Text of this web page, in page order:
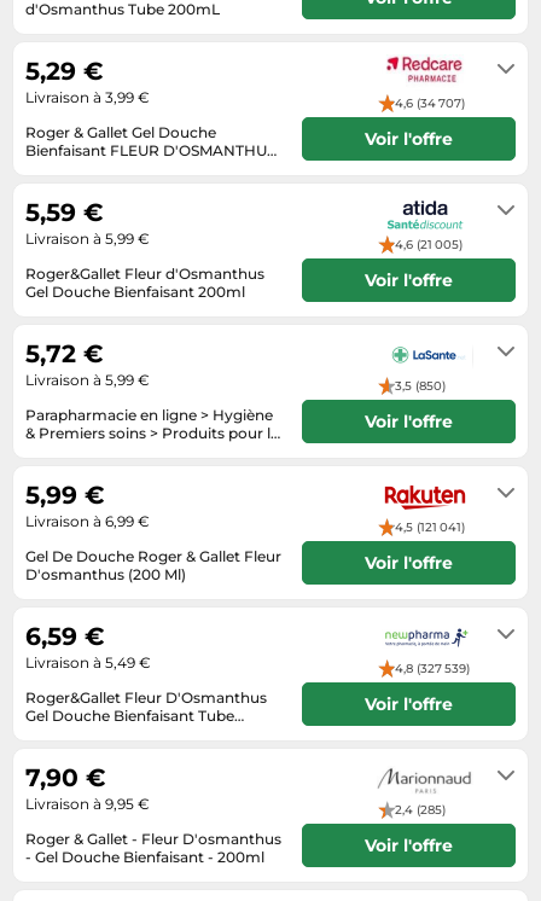
Techniques de mesure
Textiles de maison
Tondeuses
Tuyaux d'arrosage
Éviers
Informatique
Lave-linge
Montres connectées
Objectifs photo
Ordinateurs portables
Plaques de cuisson
Reflex numériques
Robots de cuisine
Smartphones
Sèche-linge
Tablettes tactiles
Téléphonie
Télévision & vidéo
Vélos
Vêtements de sport
Équipement outdoor
d'Osmanthus Tube 200mL
Roger & Gallet Gel Douche
Bienfaisant FLEUR D'OSMANTHUS
4,6 (34 707)
5,29 €
Livraison à 3,99 €
Voir l'offre
Roger&Gallet Fleur d'Osmanthus
Gel Douche Bienfaisant 200ml
4,6 (21 005)
5,59 €
Livraison à 5,99 €
Voir l'offre
Parapharmacie en ligne > Hygiène
& Premiers soins > Produits pour la
Douche Fleur d'Osmanthus 200 ml
3,5 (850)
5,72 €
Livraison à 5,99 €
Voir l'offre
Gel De Douche Roger & Gallet Fleur
D'osmanthus (200 Ml)
4,5 (121 041)
5,99 €
Livraison à 6,99 €
Voir l'offre
Roger&Gallet Fleur D'Osmanthus
Gel Douche Bienfaisant Tube
4,8 (327 539)
6,59 €
Livraison à 5,49 €
Voir l'offre
Roger & Gallet - Fleur D'osmanthus
- Gel Douche Bienfaisant - 200ml
2,4 (285)
7,90 €
Livraison à 9,95 €
Voir l'offre